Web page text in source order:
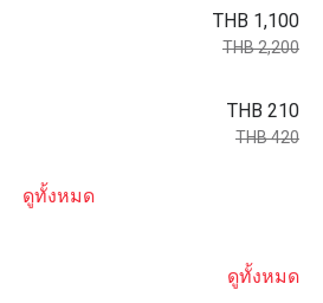
THB 1,100
THB 2,200
THB 210
THB 420
ดูทั้งหมด
ดูทั้งหมด